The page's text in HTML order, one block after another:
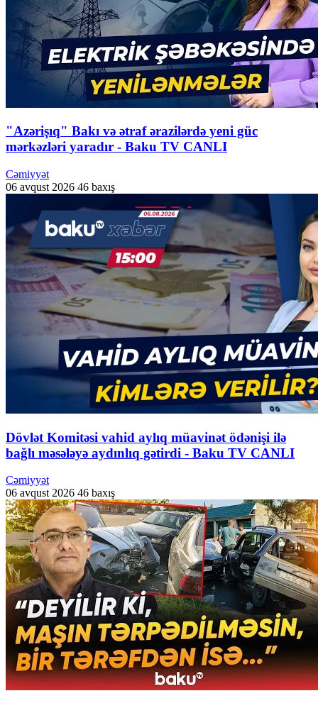
"Azərişıq" Bakı və ətraf ərazilərdə yeni güc
mərkəzləri yaradır - Baku TV CANLI
Cəmiyyət
06 avqust 2026 46 baxış
Dövlət Komitəsi vahid aylıq müavinət ödənişi ilə
bağlı məsələyə aydınlıq gətirdi - Baku TV CANLI
Cəmiyyət
06 avqust 2026 46 baxış